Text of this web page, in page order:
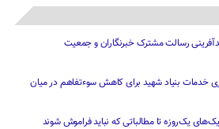
رسالت‌ مشترک خبرنگاران و جمعیت
بنیاد شهید برای کاهش سوءتفاهم‌ در میان
یک‌روزه تا مطالباتی که نباید فراموش شوند